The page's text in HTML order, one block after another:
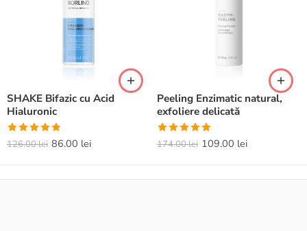
SHAKE Bifazic cu Acid
Hialuronic
Evaluat la
4.82din 5
126.00lei 86.00 lei
Peeling Enzimatic natural,
exfoliere delicată
Evaluat la
5.00din 5
174.00lei 109.00 lei